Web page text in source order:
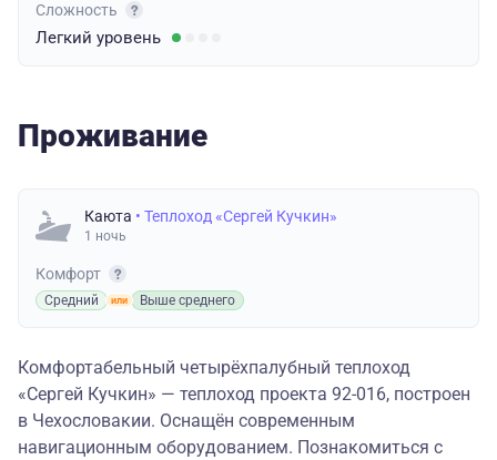
Сложность
Легкий уровень
Проживание
Каюта • Теплоход «Сергей Кучкин»
1 ночь
Комфорт
Средний Выше среднего
Комфортабельный четырёхпалубный теплоход
«Сергей Кучкин» — теплоход проекта 92-016, построен
в Чехословакии. Оснащён современным
навигационным оборудованием. Познакомиться с